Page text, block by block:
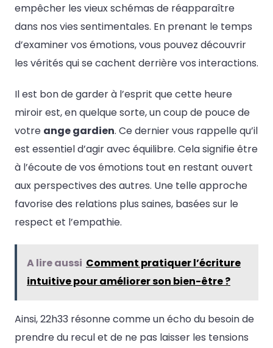
empêcher les vieux schémas de réapparaître
dans nos vies sentimentales. En prenant le temps
d’examiner vos émotions, vous pouvez découvrir
les vérités qui se cachent derrière vos interactions.
Il est bon de garder à l’esprit que cette heure
miroir est, en quelque sorte, un coup de pouce de
votre ange gardien. Ce dernier vous rappelle qu’il
est essentiel d’agir avec équilibre. Cela signifie être
à l’écoute de vos émotions tout en restant ouvert
aux perspectives des autres. Une telle approche
favorise des relations plus saines, basées sur le
respect et l’empathie.
A lire aussi Comment pratiquer l’écriture
intuitive pour améliorer son bien-être ?
Ainsi, 22h33 résonne comme un écho du besoin de
prendre du recul et de ne pas laisser les tensions